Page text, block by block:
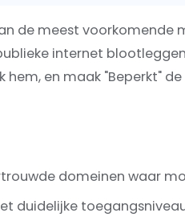
de meest voorkomende
internet
en maak "Beperkt"
domeinen waar
duidelijke